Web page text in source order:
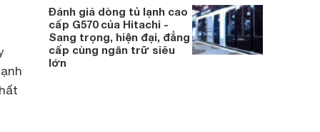
Đánh giá dòng tủ lạnh cao
cấp G570 của Hitachi -
Sang trọng, hiện đại, đẳng
cấp cùng ngăn trữ siêu
lớn